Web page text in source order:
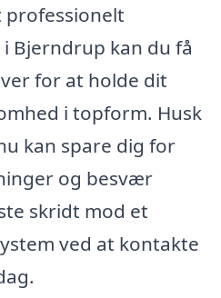
professionelt
Bjerndrup kan du få
for at holde dit
i topform. Husk
kan spare dig for
og besvær
skridt mod et
ved at kontakte